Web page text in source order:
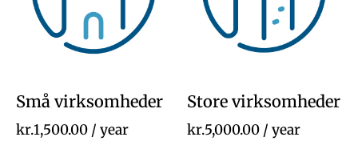
Små virksomheder
kr.1,500.00 / year
Store virksomheder
kr.5,000.00 / year